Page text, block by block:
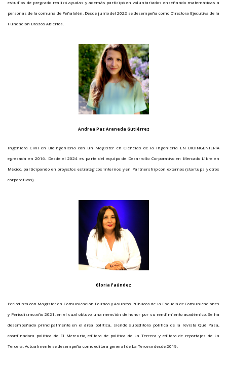
estudios de pregrado realizó ayudas y además participó en voluntariados enseñando matemáticas a
personas de la comuna de Peñalolén. Desde junio del 2022 se desempeña como Directora Ejecutiva de la
Fundación Brazos Abiertos.
Andrea Paz Araneda Gutiérrez
Ingeniera Civil en Bioingeniería con un Magíster en Ciencias de la Ingeniería EN BIOINGENIERÍA
egresada en 2016. Desde el 2024 es parte del equipo de Desarrollo Corporativo en Mercado Libre en
México, participando en proyectos estratégicos internos y en Partnership con externos (startups y otros
corporativos).
Gloria Faúndez
Periodista con Magister en Comunicación Política y Asuntos Públicos de la Escuela de Comunicaciones
y Periodismo año 2021, en el cual obtuvo una mención de honor por su rendimiento académico. Se ha
desempeñado principalmente en el área política, siendo subeditora política de la revista Qué Pasa,
coordinadora política de El Mercurio, editora de política de La Tercera y editora de reportajes de La
Tercera. Actualmente se desempeña como editora general de La Tercera desde 2019.